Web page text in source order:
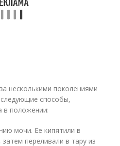
несколькими поколениями
способы,
в положении:
мочи. Ее кипятили в
переливали в тару из